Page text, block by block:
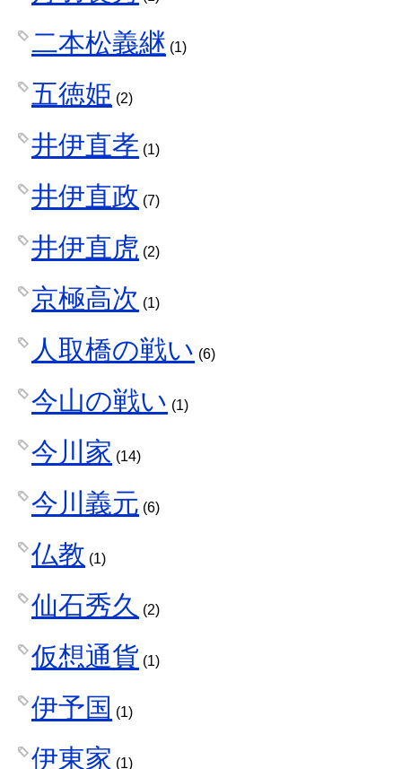
二本松義継 (1)
五徳姫 (2)
井伊直孝 (1)
井伊直政 (7)
井伊直虎 (2)
京極高次 (1)
人取橋の戦い (6)
今山の戦い (1)
今川家 (14)
今川義元 (6)
仏教 (1)
仙石秀久 (2)
仮想通貨 (1)
伊予国 (1)
伊東家 (1)